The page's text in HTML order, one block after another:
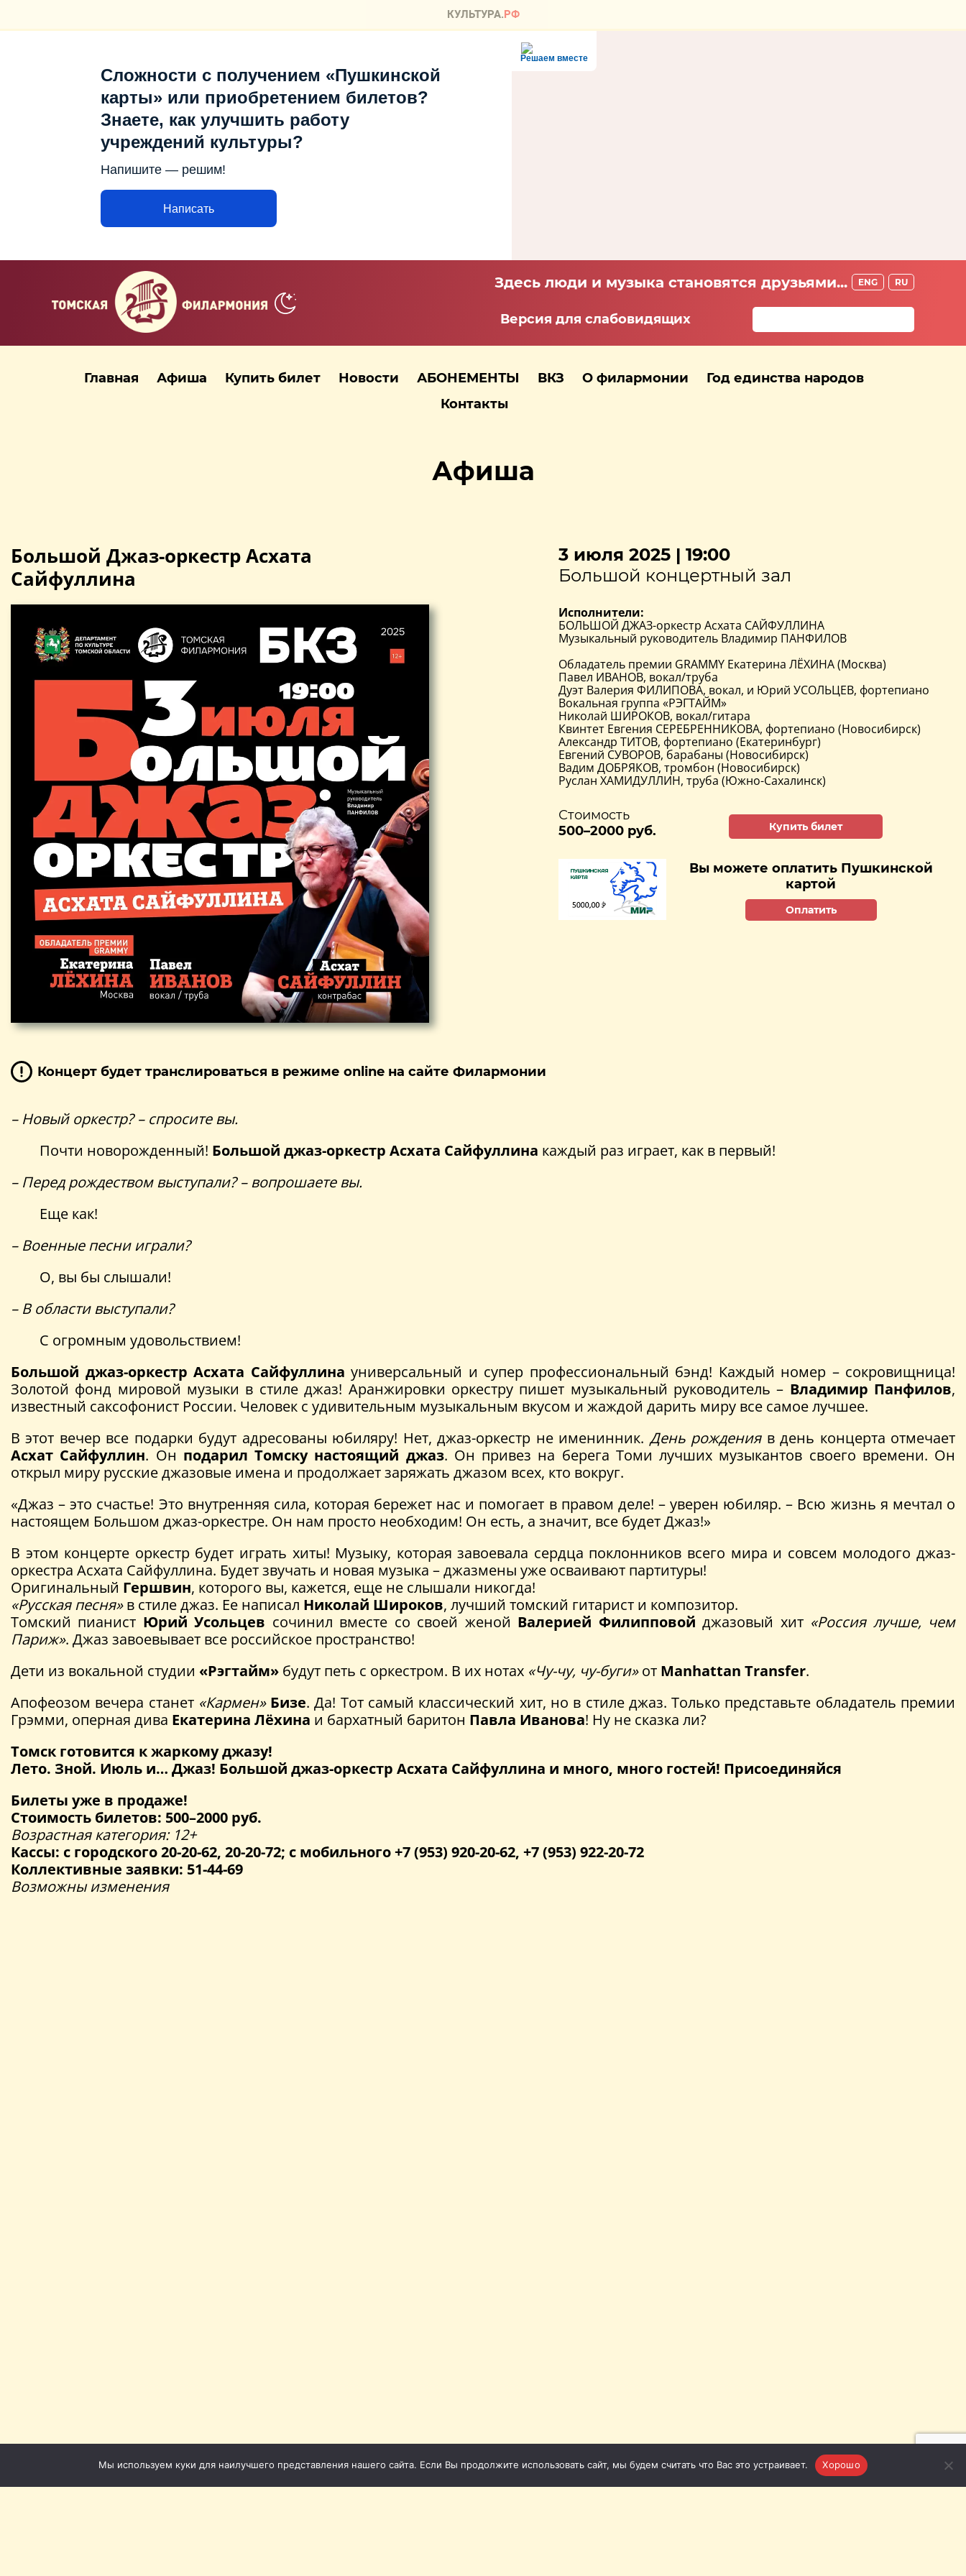
Решаем вместе
Сложности с получением «Пушкинской
карты» или приобретением билетов?
Знаете, как улучшить работу
учреждений культуры?
Напишите — решим!
Написать
Здесь люди и музыка становятся друзьями... ENG RU
Версия для слабовидящих
Главная Афиша Купить билет Новости АБОНЕМЕНТЫ ВКЗ О филармонии
Год единства народов
Контакты
Афиша
Большой Джаз-оркестр Асхата
Сайфуллина
3 июля 2025 | 19:00
Большой концертный зал
Исполнители:
БОЛЬШОЙ ДЖАЗ-оркестр Асхата САЙФУЛЛИНА
Музыкальный руководитель Владимир ПАНФИЛОВ
Обладатель премии GRAMMY Екатерина ЛЁХИНА (Москва)
Павел ИВАНОВ, вокал/труба
Дуэт Валерия ФИЛИПОВА, вокал, и Юрий УСОЛЬЦЕВ, фортепиано
Вокальная группа «РЭГТАЙМ»
Николай ШИРОКОВ, вокал/гитара
Квинтет Евгения СЕРЕБРЕННИКОВА, фортепиано (Новосибирск)
Александр ТИТОВ, фортепиано (Екатеринбург)
Евгений СУВОРОВ, барабаны (Новосибирск)
Вадим ДОБРЯКОВ, тромбон (Новосибирск)
Руслан ХАМИДУЛЛИН, труба (Южно-Сахалинск)
Стоимость
500–2000 руб.
Купить билет
Вы можете оплатить Пушкинской
картой
Оплатить
Концерт будет транслироваться в режиме online на сайте Филармонии
– Новый оркестр? – спросите вы.
Почти новорожденный! Большой джаз-оркестр Асхата Сайфуллина каждый раз играет, как в первый!
– Перед рождеством выступали? – вопрошаете вы.
Еще как!
– Военные песни играли?
О, вы бы слышали!
– В области выступали?
С огромным удовольствием!
Большой джаз-оркестр Асхата Сайфуллина универсальный и супер профессиональный бэнд! Каждый номер – сокровищница!
Золотой фонд мировой музыки в стиле джаз! Аранжировки оркестру пишет музыкальный руководитель – Владимир Панфилов,
известный саксофонист России. Человек с удивительным музыкальным вкусом и жаждой дарить миру все самое лучшее.
В этот вечер все подарки будут адресованы юбиляру! Нет, джаз-оркестр не именинник. День рожденияв день концерта отмечает
Асхат Сайфуллин. Он подарил Томску настоящий джаз. Он привез на берега Томи лучших музыкантов своего времени. Он
открыл миру русские джазовые имена и продолжает заряжать джазом всех, кто вокруг.
«Джаз – это счастье! Это внутренняя сила, которая бережет нас и помогает в правом деле! – уверен юбиляр. – Всю жизнь я мечтал о
настоящем Большом джаз-оркестре. Он нам просто необходим! Он есть, а значит, все будет Джаз!»
В этом концерте оркестр будет играть хиты! Музыку, которая завоевала сердца поклонников всего мира и совсем молодого джаз-
оркестра Асхата Сайфуллина. Будет звучать и новая музыка – джазмены уже осваивают партитуры!
Оригинальный Гершвин, которого вы, кажется, еще не слышали никогда!
«Русская песня»в стиле джаз. Ее написал Николай Широков, лучший томский гитарист и композитор.
Томский пианист Юрий Усольцев сочинил вместе со своей женой Валерией Филипповой джазовый хит «Россия лучше, чем
Париж». Джаз завоевывает все российское пространство!
Дети из вокальной студии «Рэгтайм» будут петь с оркестром. В их нотах «Чу-чу, чу-буги»от Manhattan Transfer.
Апофеозом вечера станет «Кармен» Бизе. Да! Тот самый классический хит, но в стиле джаз. Только представьте обладатель премии
Грэмми, оперная дива Екатерина Лёхина и бархатный баритон Павла Иванова! Ну не сказка ли?
Томск готовится к жаркому джазу!
Лето. Зной. Июль и… Джаз! Большой джаз-оркестр Асхата Сайфуллина и много, много гостей! Присоединяйся
Билеты уже в продаже!
Стоимость билетов: 500–2000 руб.
Возрастная категория: 12+
Кассы: с городского 20-20-62, 20-20-72; с мобильного +7 (953) 920-20-62, +7 (953) 922-20-72
Коллективные заявки: 51-44-69
Возможны изменения
Мы используем куки для наилучшего представления нашего сайта. Если Вы продолжите использовать сайт, мы будем считать что Вас это устраивает. Хорошо